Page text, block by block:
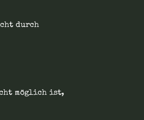
durch
möglich ist,